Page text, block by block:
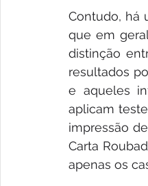
Contudo, há
que em
distinção
resultados
e aqueles
aplicam
impressão
Carta
apenas os